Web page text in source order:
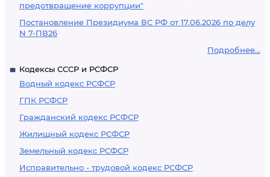
предотвращение коррупции"
Постановление Президиума ВС РФ от 17.06.2026 по делу
N 7-ПВ26
Подробнее...
Кодексы СССР и РСФСР
Водный кодекс РСФСР
ГПК РСФСР
Гражданский кодекс РСФСР
Жилищный кодекс РСФСР
Земельный кодекс РСФСР
Исправительно - трудовой кодекс РСФСР